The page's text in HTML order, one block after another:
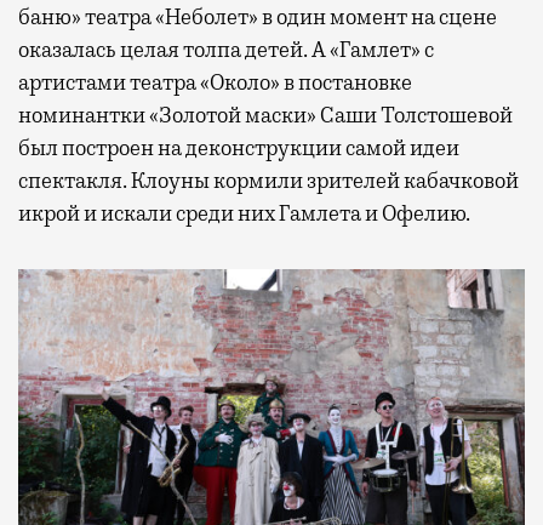
баню» театра «Неболет» в один момент на сцене
оказалась целая толпа детей. А «Гамлет» с
артистами театра «Около» в постановке
номинантки «Золотой маски» Саши Толстошевой
был построен на деконструкции самой идеи
спектакля. Клоуны кормили зрителей кабачковой
икрой и искали среди них Гамлета и Офелию.